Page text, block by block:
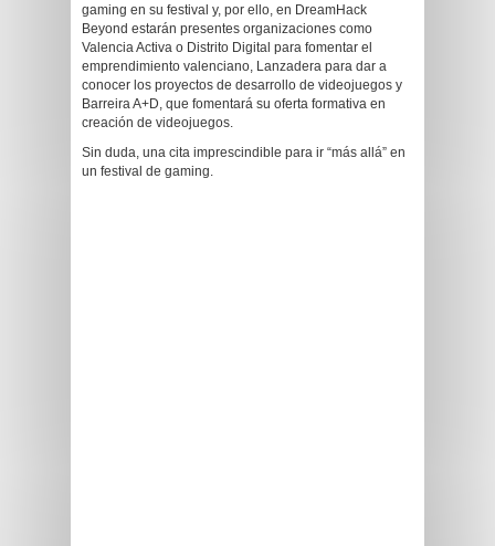
gaming en su festival y, por ello, en DreamHack
Beyond estarán presentes organizaciones como
Valencia Activa o Distrito Digital para fomentar el
emprendimiento valenciano, Lanzadera para dar a
conocer los proyectos de desarrollo de videojuegos y
Barreira A+D, que fomentará su oferta formativa en
creación de videojuegos.
Sin duda, una cita imprescindible para ir “más allá” en
un festival de gaming.